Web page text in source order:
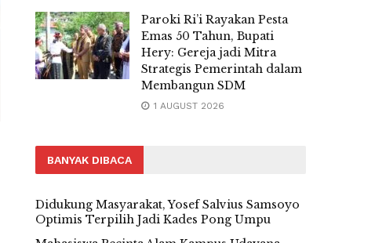
Paroki Ri’i Rayakan Pesta
Emas 50 Tahun, Bupati
Hery: Gereja jadi Mitra
Strategis Pemerintah dalam
Membangun SDM
1 AUGUST 2026
BANYAK DIBACA
Didukung Masyarakat, Yosef Salvius Samsoyo
Optimis Terpilih Jadi Kades Pong Umpu